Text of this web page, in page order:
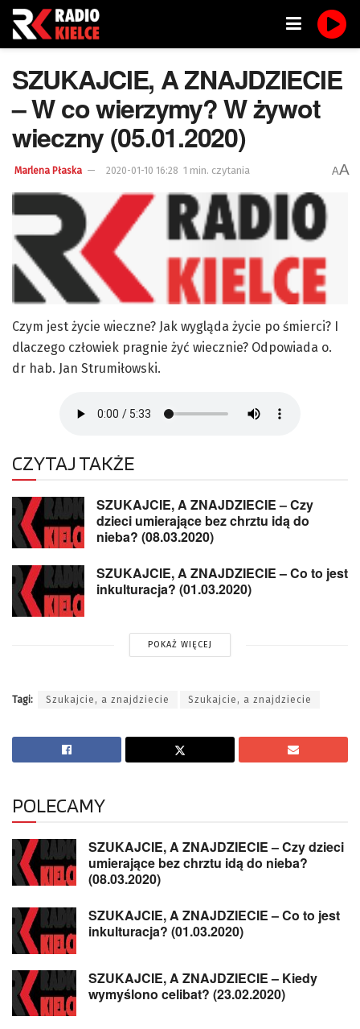
SZUKAJCIE, A ZNAJDZIECIE
– W co wierzymy? W żywot
wieczny (05.01.2020)
Marlena Płaska 2020-01-10 16:28 1 min. czytania AA
Czym jest życie wieczne? Jak wygląda życie po śmierci? I
dlaczego człowiek pragnie żyć wiecznie? Odpowiada o.
dr hab. Jan Strumiłowski.
CZYTAJ TAKŻE
SZUKAJCIE, A ZNAJDZIECIE – Czy
dzieci umierające bez chrztu idą do
nieba? (08.03.2020)
SZUKAJCIE, A ZNAJDZIECIE – Co to jest
inkulturacja? (01.03.2020)
POKAŻ WIĘCEJ
Tagi: Szukajcie, a znajdziecie Szukajcie, a znajdziecie
POLECAMY
SZUKAJCIE, A ZNAJDZIECIE – Czy dzieci
umierające bez chrztu idą do nieba?
(08.03.2020)
SZUKAJCIE, A ZNAJDZIECIE – Co to jest
inkulturacja? (01.03.2020)
SZUKAJCIE, A ZNAJDZIECIE – Kiedy
wymyślono celibat? (23.02.2020)